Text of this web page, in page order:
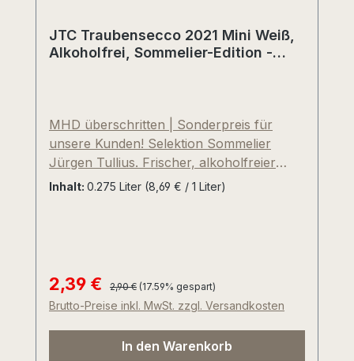
mit brillanter Mineralität und Spannung.
Mittlerer bis langer Nachhall. Sommelier-
Produktionsvolumen von nur 4.600-4.700
Litern jährlich.
JTC Traubensecco 2021 Mini Weiß,
Alkoholfrei, Sommelier-Edition -
MHD überschritten | Sonderpreis für
unsere Kunden! Selektion Sommelier
Jürgen Tullius. Frischer, alkoholfreier
Traubensaft mit Kohlensäure versetzt.
Fruchtgehalt (nur Fructose). Durch die
kräftige Kohlensäure ein sehr
erfrischender und gesunder Genuß - nicht
nur für Kinder, Schwangere und
Autofahrer. Unser eisgekühlter
Inhalt: 0.275 Liter (8,69 € / 1 Liter)
Verkaufspreis:
2,39 € Regulärer Preis:
2,90 € (17.59% gespart)
Brutto-Preise inkl. MwSt. zzgl. Versandkosten
In den Warenkorb